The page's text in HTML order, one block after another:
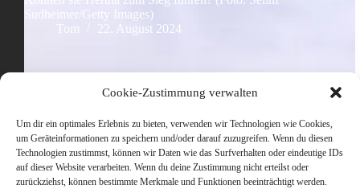
Cookie-Zustimmung verwalten
Um dir ein optimales Erlebnis zu bieten, verwenden wir Technologien wie Cookies,
um Geräteinformationen zu speichern und/oder darauf zuzugreifen. Wenn du diesen
Technologien zustimmst, können wir Daten wie das Surfverhalten oder eindeutige IDs
auf dieser Website verarbeiten. Wenn du deine Zustimmung nicht erteilst oder
zurückziehst, können bestimmte Merkmale und Funktionen beeinträchtigt werden.
Sudheimer/Getty Images)
Tom
22. August 2024